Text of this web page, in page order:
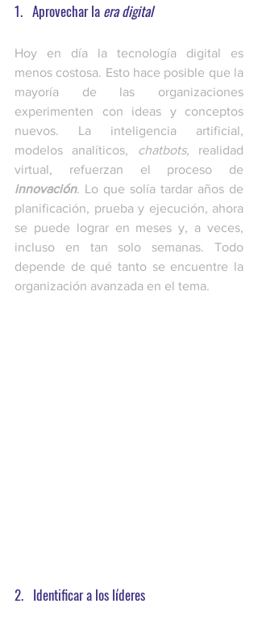
1.   Aprovechar la era digital
Hoy en día la tecnología digital es
menos costosa. Esto hace posible que la
mayoría de las organizaciones
experimenten con ideas y conceptos
nuevos. La inteligencia artificial,
modelos analíticos, chatbots, realidad
innovación. Lo que solía tardar años de
planificación, prueba y ejecución, ahora
se puede lograr en meses y, a veces,
incluso en tan solo semanas. Todo
depende de qué tanto se encuentre la
organización avanzada en el tema.
2.   Identificar a los líderes